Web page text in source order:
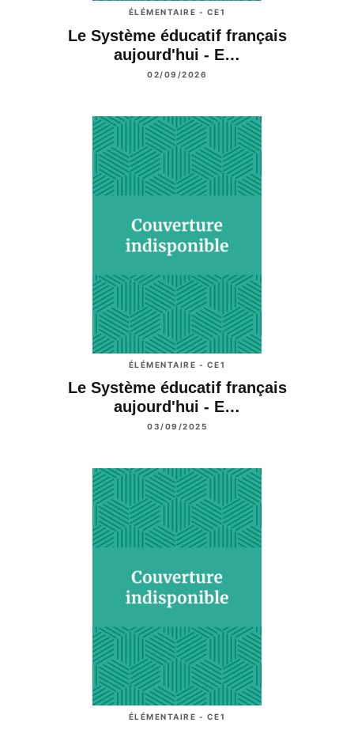
ÉLÉMENTAIRE - CE1
Le Système éducatif français
aujourd'hui - E…
02/09/2026
ÉLÉMENTAIRE - CE1
Le Système éducatif français
aujourd'hui - E…
03/09/2025
ÉLÉMENTAIRE - CE1